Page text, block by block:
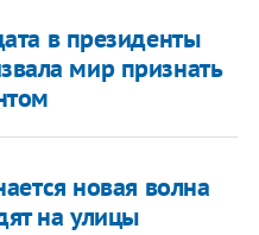
в президенты
мир признать
новая волна
на улицы